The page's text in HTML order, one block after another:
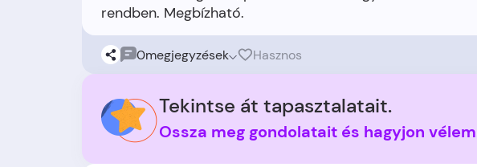
0megjegyzések Hasznos
Tekintse át tapasztalatait.
Ossza meg gondolatait és hagyjon